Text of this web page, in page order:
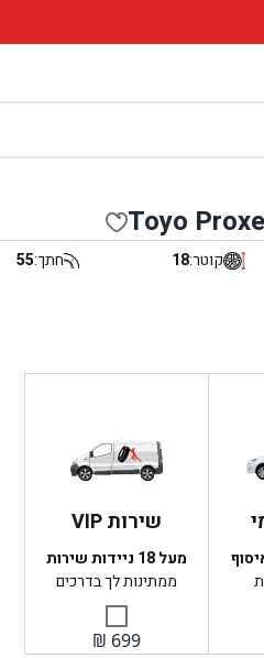
Toyo
קוטר:18 חתך:55
שירות VIP
מעל 18 ניידות שירות
ממתינות לך בדרכים
₪ 699